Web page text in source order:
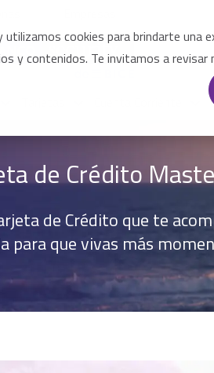
utilizamos cookies para brindarte una
y contenidos. Te invitamos a revisar
de Crédito
de Crédito que te
para que vivas más